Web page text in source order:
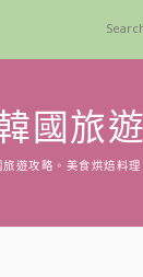
國旅
遊攻略。美食烘焙料理